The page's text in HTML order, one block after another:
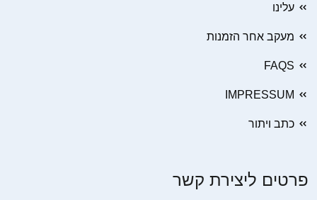
עלינו
מעקב אחר הזמנות
FAQS
IMPRESSUM
כתב ויתור
פרטים ליצירת קשר